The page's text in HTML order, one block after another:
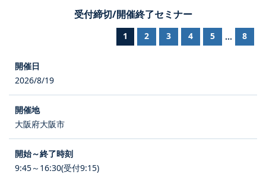
受付締切/開催終了セミナー
1 2 3 4 5 ... 8
2026/8/19
大阪府大阪市
9:45～16:30(受付9:15)